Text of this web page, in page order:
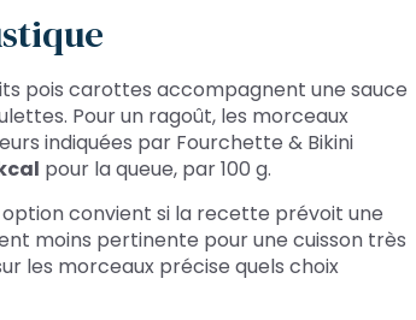
pois carottes accompagnent une sauce
Pour un ragoût, les morceaux
indiquées par Fourchette & Bikini
pour la queue, par 100 g.
convient si la recette prévoit une
moins pertinente pour une cuisson très
les morceaux précise quels choix